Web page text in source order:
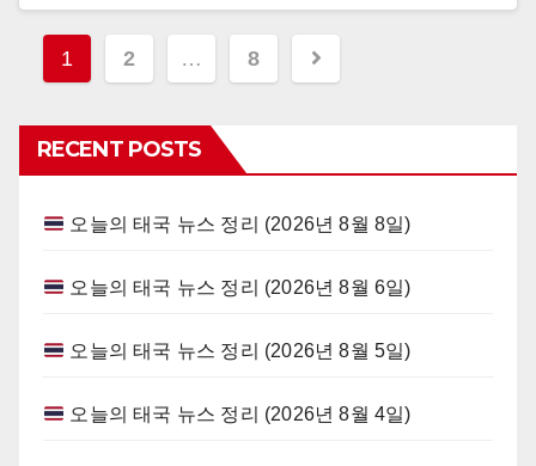
Posts
1 2 … 8
RECENT POSTS
오늘의 태국 뉴스 정리 (2026년 8월 8일)
오늘의 태국 뉴스 정리 (2026년 8월 6일)
오늘의 태국 뉴스 정리 (2026년 8월 5일)
오늘의 태국 뉴스 정리 (2026년 8월 4일)